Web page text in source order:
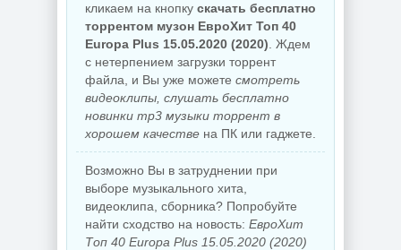
кликаем на кнопку скачать бесплатно
торрентом музон ЕвроХит Топ 40
Europa Plus 15.05.2020 (2020) . Ждем
с нетерпением загрузки торрент
файла, и Вы уже можете смотреть
видеоклипы, слушать бесплатно
новинки mp3 музыки торрент в
хорошем качестве на ПК или гаджете.
Возможно Вы в затруднении при
выборе музыкального хита,
видеоклипа, сборника? Попробуйте
найти сходство на новость: ЕвроХит
Топ 40 Europa Plus 15.05.2020 (2020)